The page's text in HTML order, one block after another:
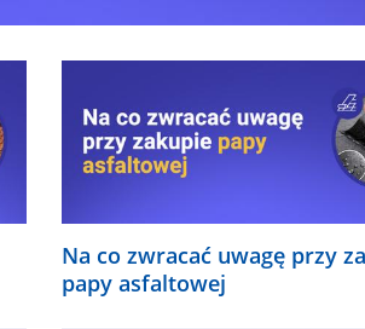
Na co zwracać uwagę przy
papy asfaltowej